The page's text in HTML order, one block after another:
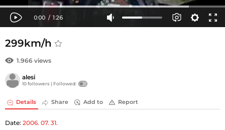
299km/h
1.966 views
alesi
10 followers | Followed:
Details Share Add to Report
Date: 2006. 07. 31.